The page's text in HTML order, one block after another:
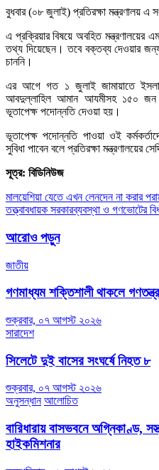
বুধবার (০৮ জুলাই) প্রতিরক্ষা মন্ত্রণালয় এ
এ প্রক্রিয়ার বিষয়ে অবহিত মন্ত্রণালয়ের
তথ্য দিয়েছেন। তবে বক্তব্য দেওয়ার
চাননি।
এর আগে গত ১ জুলাই জামায়াতে
আবদুল্লাহিল আমান আযমীসহ ১৫০ জন
ভূতাপেক্ষ পদোন্নতি দেওয়া হয়।
ভূতাপেক্ষ পদোন্নতি পাওয়া ওই
সুবিধা পাবেন বলে প্রতিরক্ষা মন্ত্রণালয়ের
সূত্র: বিডিনিউজ
Post
navigation
মালয়েশিয়া যেতে এখন লেনদেন না করার
তত্ত্বাবধায়ক সরকারব্যবস্থা ও গণভোটের
আরোও পড়ুন
জাতীয়
গণমাধ্যম শক্তিশালী থাকলে
শুক্রবার, ০৭ আগস্ট ২০২৬
সারাদেশ
সিলেটে দুই বাসের সংঘর্ষে নিহত ৮
শুক্রবার, ০৭ আগস্ট ২০২৬
অনুসন্ধান আলোচিত
বারিধারায় বাসভবনে অগ্নিকাণ্ড,
হাইকমিশনার